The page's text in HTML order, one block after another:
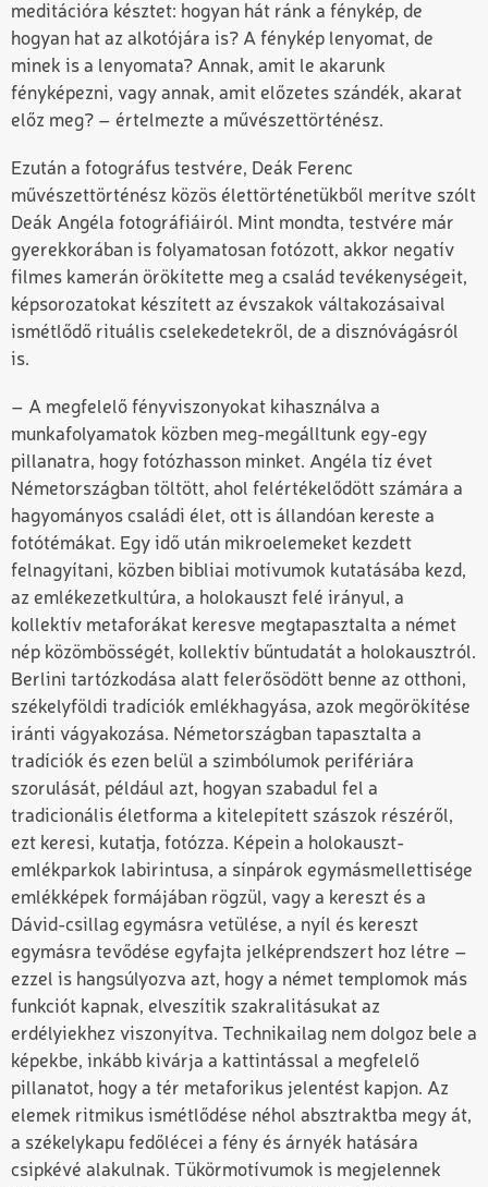
meditációra késztet: hogyan hát ránk a fénykép, de
hogyan hat az alkotójára is? A fénykép lenyomat, de
minek is a lenyomata? Annak, amit le akarunk
fényképezni, vagy annak, amit előzetes szándék, akarat
előz meg? – értelmezte a művészettörténész.
Ezután a fotográfus testvére, Deák Ferenc
művészettörténész közös élettörténetükből merítve szólt
Deák Angéla fotográfiáiról. Mint mondta, testvére már
gyerekkorában is folyamatosan fotózott, akkor negatív
filmes kamerán örökítette meg a család tevékenységeit,
képsorozatokat készített az évszakok váltakozásaival
ismétlődő rituális cselekedetekről, de a disznóvágásról
is.
– A megfelelő fényviszonyokat kihasználva a
munkafolyamatok közben meg-megálltunk egy-egy
pillanatra, hogy fotózhasson minket. Angéla tíz évet
Németországban töltött, ahol felértékelődött számára a
hagyományos családi élet, ott is állandóan kereste a
fotótémákat. Egy idő után mikroelemeket kezdett
felnagyítani, közben bibliai motívumok kutatásába kezd,
az emlékezetkultúra, a holokauszt felé irányul, a
kollektív metaforákat keresve megtapasztalta a német
nép közömbösségét, kollektív bűntudatát a holokausztról.
Berlini tartózkodása alatt felerősödött benne az otthoni,
székelyföldi tradíciók emlékhagyása, azok megörökítése
iránti vágyakozása. Németországban tapasztalta a
tradíciók és ezen belül a szimbólumok perifériára
szorulását, például azt, hogyan szabadul fel a
tradicionális életforma a kitelepített szászok részéről,
ezt keresi, kutatja, fotózza. Képein a holokauszt-
emlékparkok labirintusa, a sínpárok egymásmellettisége
emlékképek formájában rögzül, vagy a kereszt és a
Dávid-csillag egymásra vetülése, a nyíl és kereszt
egymásra tevődése egyfajta jelképrendszert hoz létre –
ezzel is hangsúlyozva azt, hogy a német templomok más
funkciót kapnak, elveszítik szakralitásukat az
erdélyiekhez viszonyítva. Technikailag nem dolgoz bele a
képekbe, inkább kivárja a kattintással a megfelelő
pillanatot, hogy a tér metaforikus jelentést kapjon. Az
elemek ritmikus ismétlődése néhol absztraktba megy át,
a székelykapu fedőlécei a fény és árnyék hatására
csipkévé alakulnak. Tükörmotívumok is megjelennek